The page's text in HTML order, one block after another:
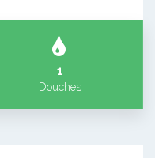
1
Douches